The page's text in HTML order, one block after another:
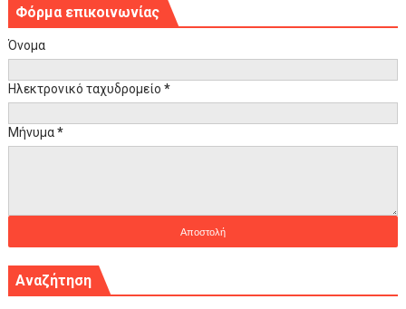
Φόρμα επικοινωνίας
Όνομα
Ηλεκτρονικό ταχυδρομείο *
Μήνυμα*
Αναζήτηση